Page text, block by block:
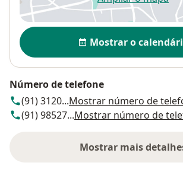
abre num
Disponibilidade
Mostrar o
Número de telefone
(91) 3120...Mostrar número de
(91) 98527...Mostrar número de
Mostrar maissobre o